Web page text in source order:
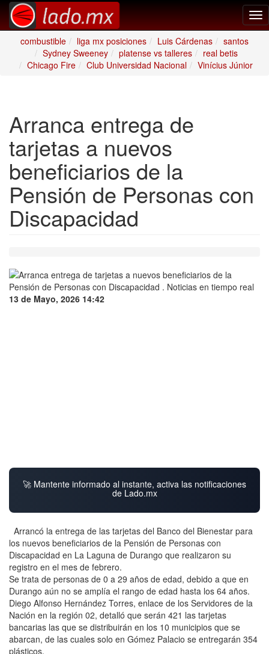
combustible
liga mx posiciones Luis Cárdenas
santos
Sydney Sweeney
platense vs talleres
real betis
Chicago Fire
Club Universidad Nacional Vinícius Júnior
Arranca entrega de
tarjetas a nuevos
beneficiarios de la
Pensión de Personas con
Discapacidad
13 de Mayo, 2026 14:42
🚀 Mantente informado al instante, activa las notificaciones
de Lado.mx
Arrancó la entrega de las tarjetas del Banco del Bienestar para
los nuevos beneficiarios de la Pensión de Personas con
Discapacidad en La Laguna de Durango que realizaron su
registro en el mes de febrero.
Se trata de personas de 0 a 29 años de edad, debido a que en
Durango aún no se amplía el rango de edad hasta los 64 años.
Diego Alfonso Hernández Torres, enlace de los Servidores de la
Nación en la región 02, detalló que serán 421 las tarjetas
bancarias las que se distribuirán en los 10 municipios que se
abarcan, de las cuales solo en Gómez Palacio se entregarán 354
plásticos.